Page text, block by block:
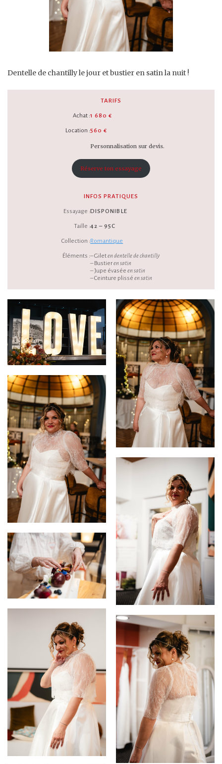
Dentelle de chantilly le jour et bustier en satin la nuit !
TARIFS
Achat :
Location :
1 680 €
560 €
Personnalisation sur devis.
Réserve ton essayage
INFOS PRATIQUES
Essayage :
Taille :
Collection :
Éléments :
DISPONIBLE
42 – 95C
Romantique
– Gileten dentelle de chantilly
– Bustieren satin
– Jupe évaséeen satin
– Ceinture plisséen satin